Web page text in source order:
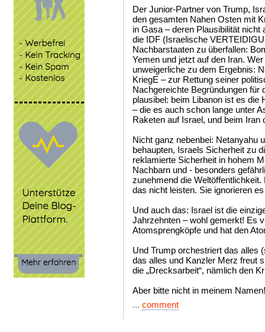
Der Junior-Partner von Trump,
den gesamten Nahen Osten mit
in Gasa – deren Plausibilität
die IDF (Israelische
Nachbarstaaten zu überfallen:
Yemen und jetzt auf den Iran.
unweigerliche zu dem Ergebnis:
KriegE – zur Rettung seiner
Nachgereichte Begründungen für
plausibel: beim Libanon ist es die
– die es auch schon lange unter
Raketen auf Israel, und beim Iran
Nicht ganz nebenbei: Netanyahu
behaupten, Israels Sicherheit zu
reklamierte Sicherheit in hohem
Nachbarn und - besonders
zunehmend die
das nicht leisten. Sie ignorieren
Und auch das: Israel ist die
Jahrzehnten – wohl gemerkt! Es
Atomsprengköpfe und hat den
Und Trump orchestriert das alles
das alles und Kanzler Merz freut
die „Drecksarbeit“, nämlich den
Aber bitte nicht in meinem Namen!
... comment